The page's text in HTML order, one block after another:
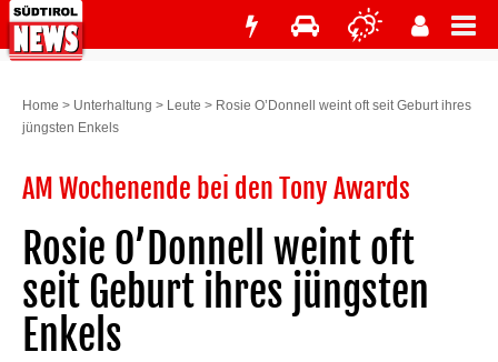
Home > Unterhaltung > Leute > Rosie O’Donnell weint oft seit Geburt ihres
jüngsten Enkels
AM Wochenende bei den Tony Awards
Rosie O’Donnell weint oft
seit Geburt ihres jüngsten
Enkels